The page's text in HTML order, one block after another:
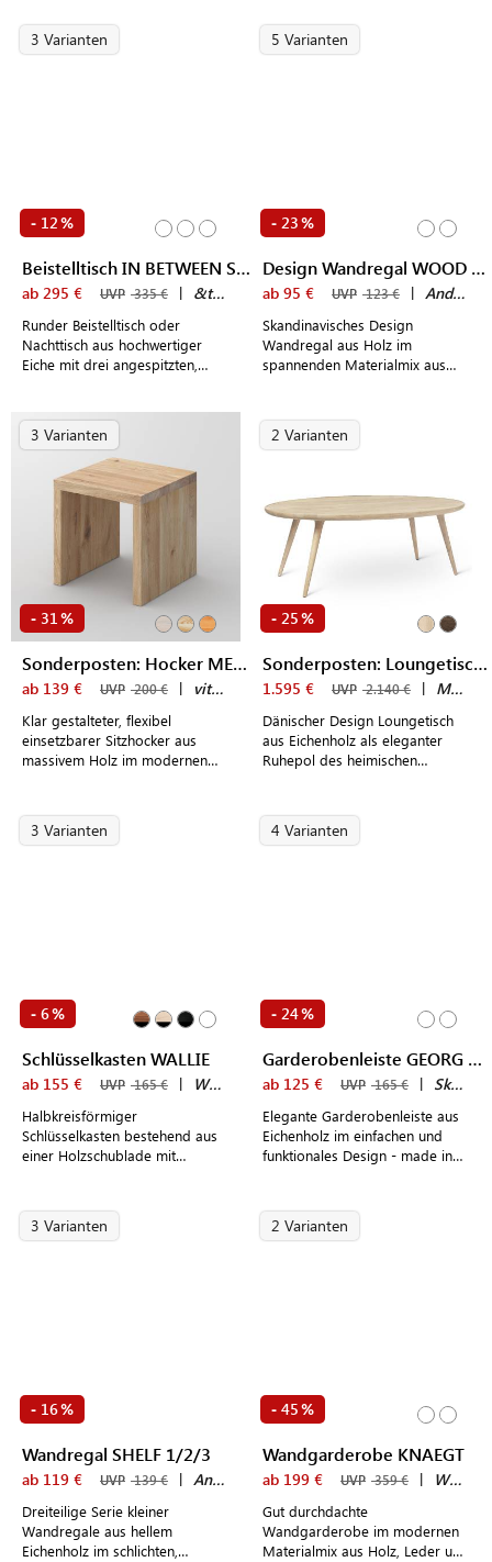
3 Varianten
- 12 %
Beistelltisch IN BETWEEN SK13
ab 295 € UVP 335 € | &tradition
Runder Beistelltisch oder
Nachttisch aus hochwertiger
Eiche mit drei angespitzten,
5 Varianten
- 23 %
Design Wandregal WOOD WALL
ab 95 € UVP 123 € | Andersen Furniture
Skandinavisches Design
Wandregal aus Holz im
spannenden Materialmix aus
3 Varianten
- 31 %
Sonderposten: Hocker MENA
ab 139 € UVP 200 € | vitamin design
Klar gestalteter, flexibel
einsetzbarer Sitzhocker aus
massivem Holz im modernen
2 Varianten
- 25 %
Sonderposten: Loungetisch ACCENT
1.595 € UVP 2.140 € | Mater
Dänischer Design Loungetisch
aus Eichenholz als eleganter
Ruhepol des heimischen
3 Varianten
- 6%
Schlüsselkasten WALLIE
ab 155 € UVP 165 € | WOUD
Halbkreisförmiger
Schlüsselkasten bestehend aus
einer Holzschublade mit
4 Varianten
- 24%
Garderobenleiste GEORG RACK
ab 125 € UVP 165 € | Skagerak by Fritz Hansen
Elegante Garderobenleiste aus
Eichenholz im einfachen und
funktionales Design - made in
3 Varianten
- 16%
Wandregal SHELF 1/2/3
ab 119 € UVP 139 € | Andersen Furniture
Dreiteilige Serie kleiner
Wandregale aus hellem
Eichenholz im schlichten,
2 Varianten
- 45 %
Wandgarderobe KNAEGT
ab 199 € UVP 359 € | WOUD
Gut durchdachte
Wandgarderobe im modernen
Materialmix aus Holz, Leder und